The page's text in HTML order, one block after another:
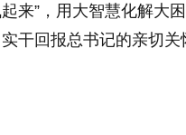
来”，用大智慧化解大
干回报总书记的亲切